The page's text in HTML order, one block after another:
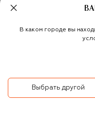
В каком городе вы
Выбрать другой